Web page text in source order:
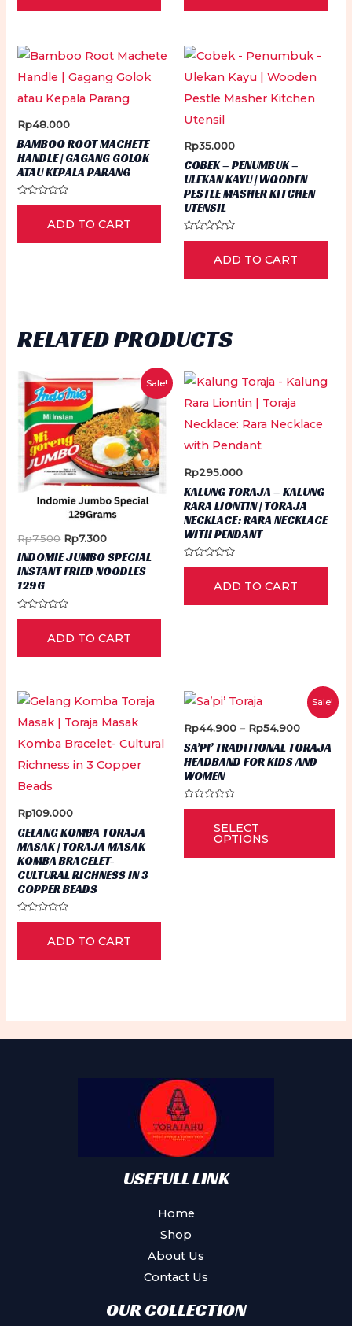
5
5
Rp48.000
BAMBOO ROOT MACHETE
HANDLE | GAGANG GOLOK
ATAU KEPALA PARANG
Rated
5
ADD TO CART
Rp35.000
COBEK – PENUMBUK –
ULEKAN KAYU | WOODEN
PESTLE MASHER KITCHEN
UTENSIL
Rated
5
ADD TO CART
RELATED PRODUCTS
Sale!
Rp7.500 Original
price
was:
Rp7.500.
Rp7.300Current
price
is:
Rp7.300.
INDOMIE JUMBO SPECIAL
INSTANT FRIED NOODLES
129G
Rated
5
ADD TO CART
Rp295.000
KALUNG TORAJA – KALUNG
RARA LIONTIN | TORAJA
NECKLACE: RARA NECKLACE
WITH PENDANT
Rated
5
ADD TO CART
Rp109.000
GELANG KOMBA TORAJA
MASAK | TORAJA MASAK
KOMBA BRACELET-
CULTURAL RICHNESS IN 3
COPPER BEADS
Rated
5
ADD TO CART
Sale!
Rp44.900 – Rp54.900Price
Rp44.900
through
SA’PI’ TRADITIONAL TORAJA
HEADBAND FOR KIDS AND
WOMEN
Rated
SELECT
OPTIONS
on
USEFULL LINK
Home
Shop
About Us
Contact Us
OUR COLLECTION